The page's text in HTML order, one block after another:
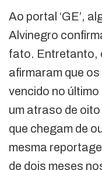
Ao portal ‘GE’,
Alvinegro
fato. Entretanto,
afirmaram que
vencido no
um atraso de
que chegam de
mesma
de dois meses